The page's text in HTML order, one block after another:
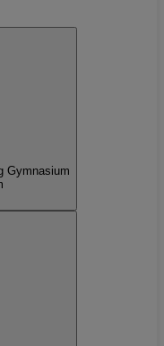
Gymnasium